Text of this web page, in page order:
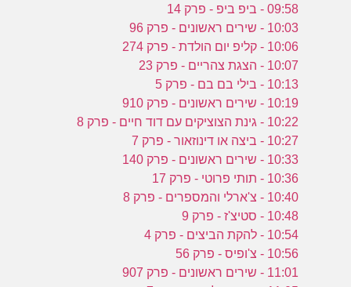
09:58 - ביפ ביפ - פרק 14
10:03 - שירים ראשונים - פרק 96
10:06 - קליפ יום הולדת - פרק 274
10:07 - הצגת צהריים - פרק 23
10:13 - בילי בם בם - פרק 5
10:19 - שירים ראשונים - פרק 910
10:22 - גינת הצוציקים עם דוד חיים - פרק 8
10:27 - ביצה או דינוזאור - פרק 7
10:33 - שירים ראשונים - פרק 140
10:36 - תותי פרוטי - פרק 17
10:40 - צ'ארלי והמספרים - פרק 8
10:48 - סטיצ'ז - פרק 9
10:54 - להקת הביצים - פרק 4
10:56 - צ'ופיס - פרק 56
11:01 - שירים ראשונים - פרק 907